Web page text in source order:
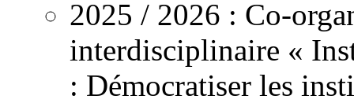
2025 / 2026 : Co-
interdisciplinaire «
: Démocratiser les